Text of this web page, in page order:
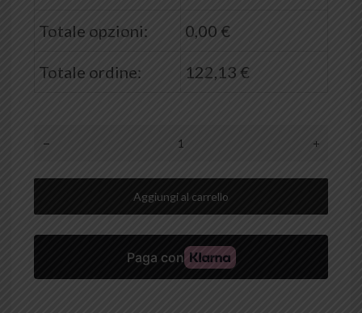
Totale opzioni: 0,00 €
Totale ordine: 122,13 €
Aggiungi al carrello